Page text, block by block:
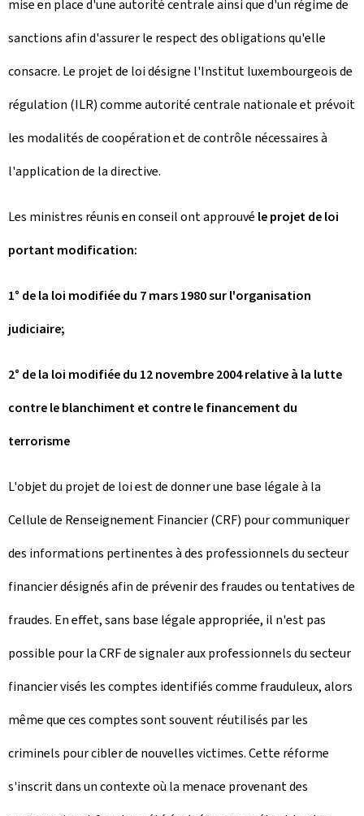
mise en place d'une autorité centrale ainsi que d'un régime de
sanctions afin d'assurer le respect des obligations qu'elle
consacre. Le projet de loi désigne l'Institut luxembourgeois de
régulation (ILR) comme autorité centrale nationale et prévoit
les modalités de coopération et de contrôle nécessaires à
l'application de la directive.
Les ministres réunis en conseil ont approuvé le projet de loi
portant modification:
1° de la loi modifiée du 7 mars 1980 sur l'organisation
judiciaire;
2° de la loi modifiée du 12 novembre 2004 relative à la lutte
contre le blanchiment et contre le financement du
terrorisme
L'objet du projet de loi est de donner une base légale à la
Cellule de Renseignement Financier (CRF) pour communiquer
des informations pertinentes à des professionnels du secteur
financier désignés afin de prévenir des fraudes ou tentatives de
fraudes. En effet, sans base légale appropriée, il n'est pas
possible pour la CRF de signaler aux professionnels du secteur
financier visés les comptes identifiés comme frauduleux, alors
même que ces comptes sont souvent réutilisés par les
criminels pour cibler de nouvelles victimes. Cette réforme
s'inscrit dans un contexte où la menace provenant des